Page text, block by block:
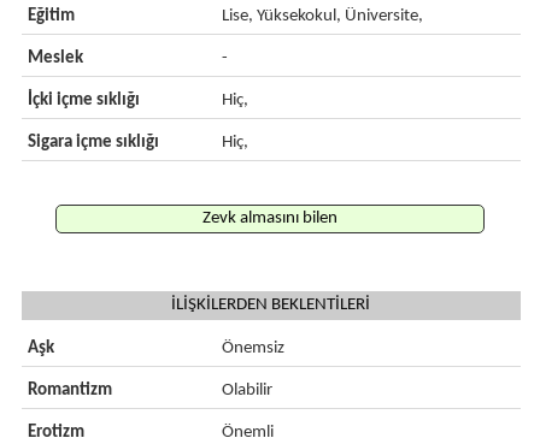
Eğitim Lise, Yüksekokul, Üniversite,
Meslek -
İçki içme sıklığı Hiç,
Sigara içme sıklığı Hiç,
Zevk almasını bilen
İLİŞKİLERDEN BEKLENTİLERİ
Aşk Önemsiz
Romantizm Olabilir
Erotizm Önemli